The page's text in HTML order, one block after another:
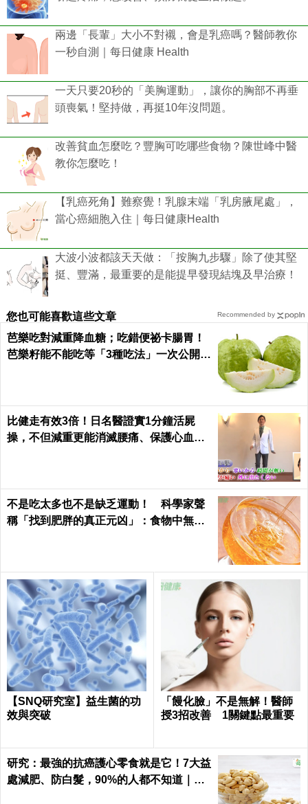
兩邊「長輩」大小不對襯，會是乳癌嗎？醫師教你
一秒自測｜每日健康 Health
一天只要20秒的「美胸運動」，讓你的胸部不再垂
頭喪氣！堅持做，再挺10年沒問題。
改善貧血怎麼吃？豐胸可吃哪些食物？陳世峰中醫
教你怎麼吃！
【乳癌死角】難察覺！乳腺末端「乳房腋尾處」，
當心癌細胞入住｜每日健康Health
大波小波都該天天做：「按胸九步驟」除了使其堅
挺、豐滿，最重要的是能提早發現結塊及早治療！
您也可能喜歡這些文章
芭樂吃對減重降血糖；吃錯便祕卡腸胃！
芭樂籽能不能吃等「3種吃法」一次公開｜
比健走有效3倍！日名醫證實1分鐘活屍
操，不但減重更能消滅腰痛、保護心血管
不是吃太多也不是缺乏運動！ 科學家聲
稱「找到肥胖的真正元凶」：食物中無處
【SNQ研究室】益生菌的功
效與突破
「饅化臉」不是無解！醫師
授3招改善 1關鍵點最重要
研究：最強的抗癌護心零食就是它！7大益
處減肥、防白髮，90%的人都不知道｜每
Recommended by